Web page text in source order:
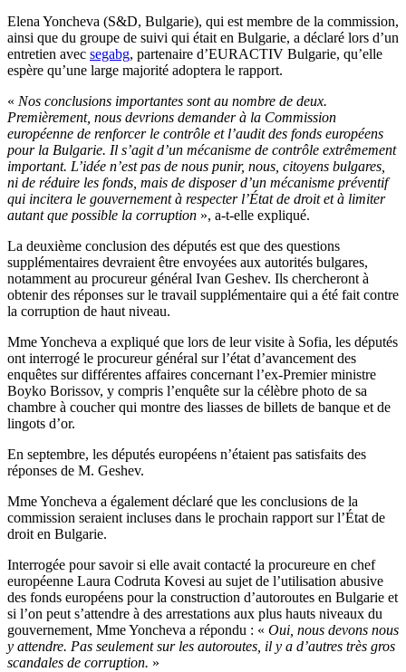
Elena Yoncheva (S&D, Bulgarie), qui est membre de la commission,
ainsi que du groupe de suivi qui était en Bulgarie, a déclaré lors d’un
entretien avec segabg, partenaire d’EURACTIV Bulgarie, qu’elle
espère qu’une large majorité adoptera le rapport.
« Nos conclusions importantes sont au nombre de deux.
Premièrement, nous devrions demander à la Commission
européenne de renforcer le contrôle et l’audit des fonds européens
pour la Bulgarie. Il s’agit d’un mécanisme de contrôle extrêmement
important. L’idée n’est pas de nous punir, nous, citoyens bulgares,
ni de réduire les fonds, mais de disposer d’un mécanisme préventif
qui incitera le gouvernement à respecter l’État de droit et à limiter
autant que possible la corruption », a-t-elle expliqué.
La deuxième conclusion des députés est que des questions
supplémentaires devraient être envoyées aux autorités bulgares,
notamment au procureur général Ivan Geshev. Ils chercheront à
obtenir des réponses sur le travail supplémentaire qui a été fait contre
la corruption de haut niveau.
Mme Yoncheva a expliqué que lors de leur visite à Sofia, les députés
ont interrogé le procureur général sur l’état d’avancement des
enquêtes sur différentes affaires concernant l’ex-Premier ministre
Boyko Borissov, y compris l’enquête sur la célèbre photo de sa
chambre à coucher qui montre des liasses de billets de banque et de
lingots d’or.
En septembre, les députés européens n’étaient pas satisfaits des
réponses de M. Geshev.
Mme Yoncheva a également déclaré que les conclusions de la
commission seraient incluses dans le prochain rapport sur l’État de
droit en Bulgarie.
Interrogée pour savoir si elle avait contacté la procureure en chef
européenne Laura Codruta Kovesi au sujet de l’utilisation abusive
des fonds européens pour la construction d’autoroutes en Bulgarie et
si l’on peut s’attendre à des arrestations aux plus hauts niveaux du
gouvernement, Mme Yoncheva a répondu : « Oui, nous devons nous
y attendre. Pas seulement sur les autoroutes, il y a d’autres très gros
scandales de corruption. »